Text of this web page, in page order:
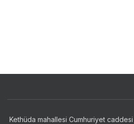
Kethüda mahallesi Cumhuriyet